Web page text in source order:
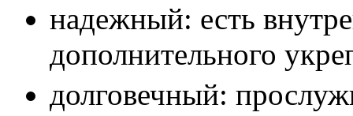
надежный: есть
дополнительного
долговечный: